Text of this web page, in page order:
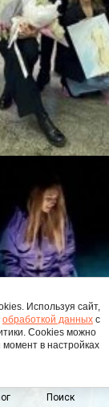
Поиск
Используя сайт,
обработкой данных с
Cookies можно
в настройках